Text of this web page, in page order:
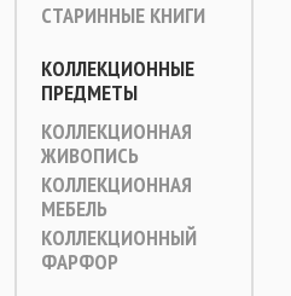
СТАРИННЫЕ КНИГИ
КОЛЛЕКЦИОННЫЕ
ПРЕДМЕТЫ
КОЛЛЕКЦИОННАЯ
ЖИВОПИСЬ
КОЛЛЕКЦИОННАЯ
МЕБЕЛЬ
КОЛЛЕКЦИОННЫЙ
ФАРФОР